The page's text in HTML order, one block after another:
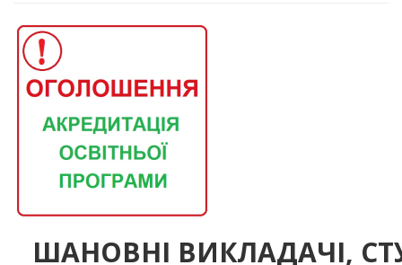
ШАНОВНІ ВИКЛАДАЧІ,